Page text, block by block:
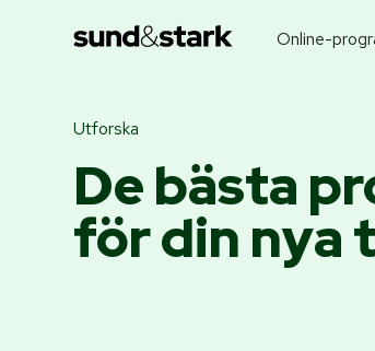
Online-
Utforska
De bästa
för din nya